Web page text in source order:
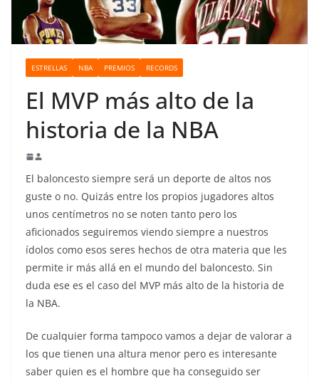
ESTRELLAS NBA PREMIOS RECORDS
El MVP más alto de la
historia de la NBA
El baloncesto siempre será un deporte de altos nos
guste o no. Quizás entre los propios jugadores altos
unos centímetros no se noten tanto pero los
aficionados seguiremos viendo siempre a nuestros
ídolos como esos seres hechos de otra materia que les
permite ir más allá en el mundo del baloncesto. Sin
duda ese es el caso del MVP más alto de la historia de
la NBA.
De cualquier forma tampoco vamos a dejar de valorar a
los que tienen una altura menor pero es interesante
saber quien es el hombre que ha conseguido ser